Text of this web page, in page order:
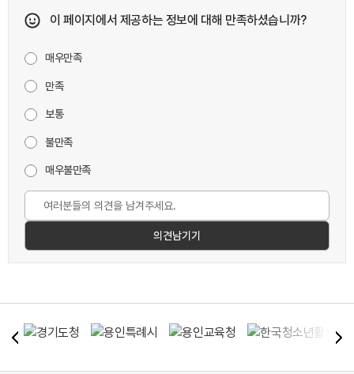
이 페이지에서 제공하는 정보에 대해 만족하셨습니까?
매우만족
만족
보통
불만족
매우불만족